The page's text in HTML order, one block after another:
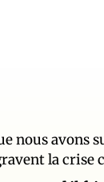
nous avons
la crise